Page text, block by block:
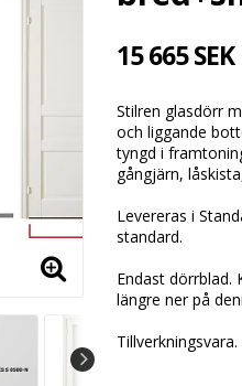
15 665 SEK
Stilren glasdörr
och liggande
tyngd i
gångjärn,
Levereras i
standard.
Endast
längre ner på
Tillverkningsvara.